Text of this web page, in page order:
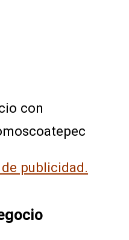
con
publicidad.